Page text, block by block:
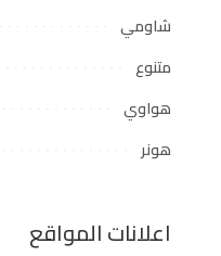
شاومي
متنوع
هواوي
هونر
اعلانات المواقع